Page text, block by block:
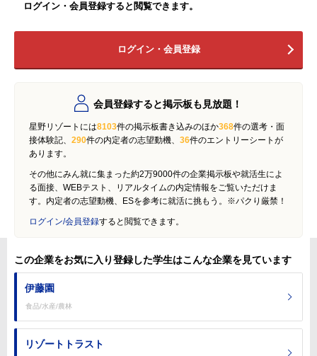
ログイン・会員登録すると閲覧できます。
ログイン・会員登録
会員登録すると掲示板も見放題！
星野リゾートには8103件の掲示板書き込みのほか368件の選考・面
接体験記、 290件の内定者の志望動機、 36件のエントリーシートが
あります。
その他にみん就に集まった約2万9000件の企業掲示板や就活生によ
る面接、WEBテスト、リアルタイムの内定情報をご覧いただけま
す。内定者の志望動機、ESを参考に就活に挑もう。※パクり厳禁！
ログイン/会員登録すると閲覧できます。
この企業をお気に入り登録した学生はこんな企業を見ています
伊藤園
食品/水産/農林
リゾートトラスト